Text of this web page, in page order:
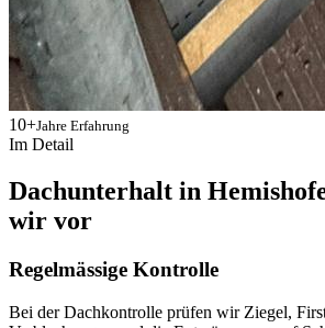
10+Jahre Erfahrung
Im Detail
Dachunterhalt in
wir vor
Regelmässige Kontrolle
Bei der Dachkontrolle prüfen wir Ziegel,